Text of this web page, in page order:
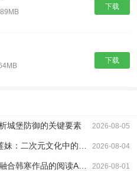
下载
下载
城堡防御的关键要素 2026-08-05
2026-08-04
2026-08-01